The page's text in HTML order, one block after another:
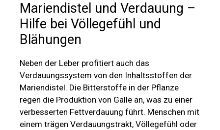
Mariendistel und Verdauung –
Hilfe bei Völlegefühl und
Blähungen
Neben der Leber profitiert auch das
Verdauungssystem von den Inhaltsstoffen der
Mariendistel. Die Bitterstoffe in der Pflanze
regen die Produktion von Galle an, was zu einer
verbesserten Fettverdauung führt. Menschen mit
einem trägen Verdauungstrakt, Völlegefühl oder